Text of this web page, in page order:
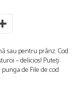
sau pentru prânz. Cod
– delicios! Puteți
de File de cod